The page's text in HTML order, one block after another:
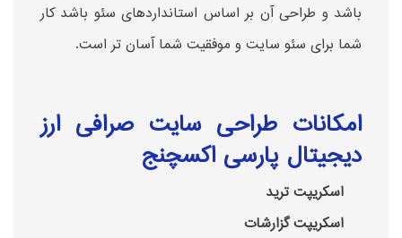
باشد و طراحی آن بر اساس استانداردهای سئو باشد کار
شما برای سئو سایت و موفقیت شما آسان تر است.
امکانات طراحی سایت صرافی ارز
دیجیتال پارسی اکسچنج
اسکریپت ترید
اسکریپت گزارشات